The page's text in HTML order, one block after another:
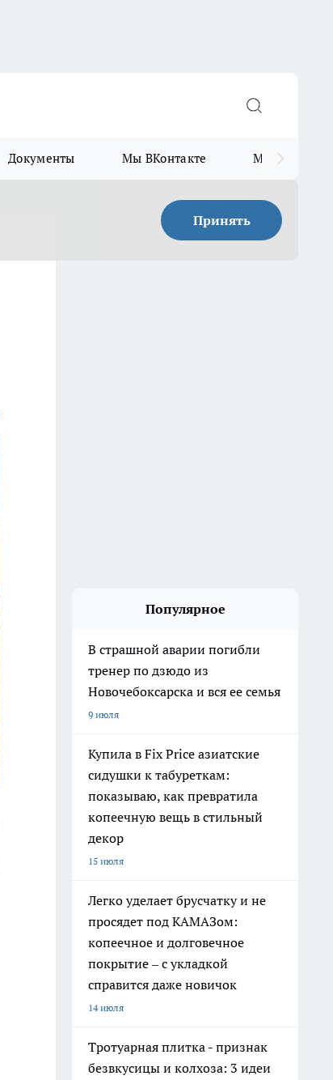
Документы Мы ВКонтакте Мы в
Принять
Популярное
В страшной аварии погибли
тренер по дзюдо из
Новочебоксарска и вся ее семья
9 июля
Купила в Fix Price азиатские
сидушки к табуреткам:
показываю, как превратила
копеечную вещь в стильный
декор
15 июля
Легко уделает брусчатку и не
просядет под КАМАЗом:
копеечное и долговечное
покрытие – с укладкой
справится даже новичок
14 июля
Тротуарная плитка - признак
безвкусицы и колхоза: 3 идеи